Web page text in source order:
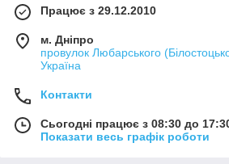
Працює з 29.12.2010
м. Дніпро
провулок Любарського
Україна
Контакти
Сьогодні працює з 08:30 до
Показати весь графік роботи